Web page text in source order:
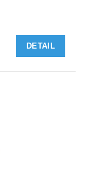
DETAIL